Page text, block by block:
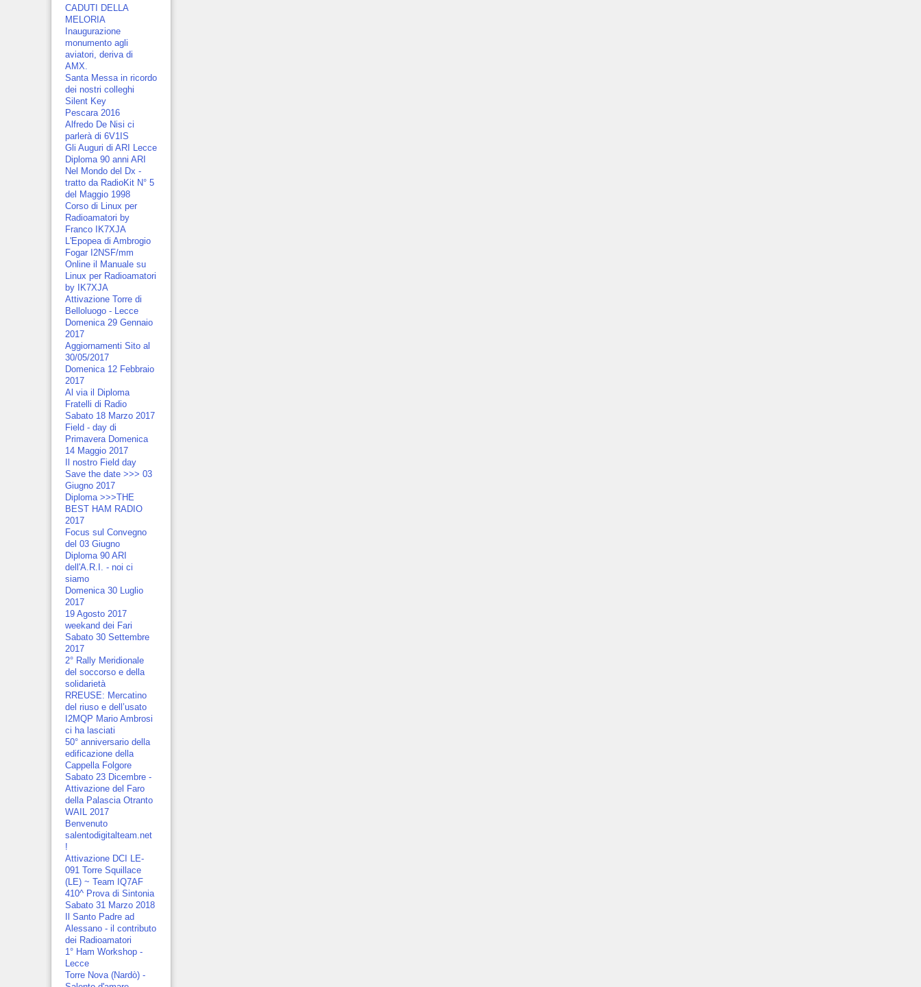
CADUTI DELLA
MELORIA
Inaugurazione
monumento agli
aviatori, deriva di
AMX.
Santa Messa in ricordo
dei nostri colleghi
Silent Key
Pescara 2016
Alfredo De Nisi ci
parlerà di 6V1IS
Gli Auguri di ARI Lecce
Diploma 90 anni ARI
Nel Mondo del Dx -
tratto da RadioKit N° 5
del Maggio 1998
Corso di Linux per
Radioamatori by
Franco IK7XJA
L'Epopea di Ambrogio
Fogar I2NSF/mm
Online il Manuale su
Linux per Radioamatori
by IK7XJA
Attivazione Torre di
Belloluogo - Lecce
Domenica 29 Gennaio
2017
Aggiornamenti Sito al
30/05/2017
Domenica 12 Febbraio
2017
Al via il Diploma
Fratelli di Radio
Sabato 18 Marzo 2017
Field - day di
Primavera Domenica
14 Maggio 2017
Il nostro Field day
Save the date >>> 03
Giugno 2017
Diploma >>>THE
BEST HAM RADIO
2017
Focus sul Convegno
del 03 Giugno
Diploma 90 ARI
dell'A.R.I. - noi ci
siamo
Domenica 30 Luglio
2017
19 Agosto 2017
weekand dei Fari
Sabato 30 Settembre
2017
2° Rally Meridionale
del soccorso e della
solidarietà
RREUSE: Mercatino
del riuso e dell’usato
I2MQP Mario Ambrosi
ci ha lasciati
50° anniversario della
edificazione della
Cappella Folgore
Sabato 23 Dicembre -
Attivazione del Faro
della Palascia Otranto
WAIL 2017
Benvenuto
salentodigitalteam.net
!
Attivazione DCI LE-
091 Torre Squillace
(LE) ~ Team IQ7AF
410^ Prova di Sintonia
Sabato 31 Marzo 2018
Il Santo Padre ad
Alessano - il contributo
dei Radioamatori
1° Ham Workshop -
Lecce
Torre Nova (Nardò) -